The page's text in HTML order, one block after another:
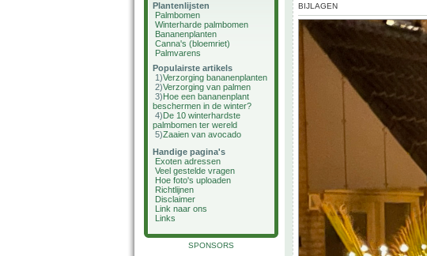
Plantenlijsten
Palmbomen
Winterharde palmbomen
Bananenplanten
Canna's (bloemriet)
Palmvarens
Populairste artikels
1)Verzorging bananenplanten
2)Verzorging van palmen
3)Hoe een bananenplant
beschermen in de winter?
4)De 10 winterhardste
palmbomen ter wereld
5)Zaaien van avocado
Handige pagina's
Exoten adressen
Veel gestelde vragen
Hoe foto's uploaden
Richtlijnen
Disclaimer
Link naar ons
Links
SPONSORS
BIJLAGEN